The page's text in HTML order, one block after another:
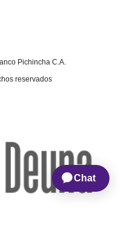
Pichincha C.A.
reservados